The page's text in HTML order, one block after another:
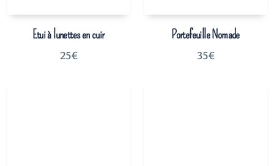
Etui à lunettes en cuir
25€
Portefeuille Nomade
35€